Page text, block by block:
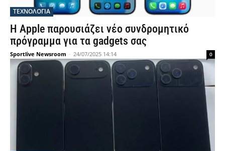
ΤΕΧΝΟΛΟΓΙΑ
Η Apple παρουσιάζει νέο συνδρομητικό
πρόγραμμα για τα gadgets σας
Sportlive Newsroom - 24/07/2025 14:14 0